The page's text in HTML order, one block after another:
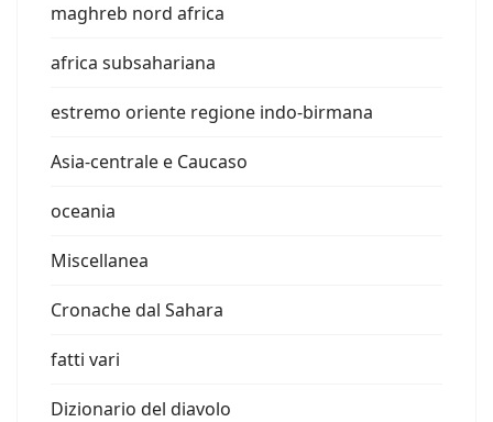
maghreb nord africa
africa subsahariana
estremo oriente regione indo-birmana
Asia-centrale e Caucaso
oceania
Miscellanea
Cronache dal Sahara
fatti vari
Dizionario del diavolo